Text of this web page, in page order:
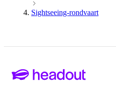
Sightseeing-rondvaart